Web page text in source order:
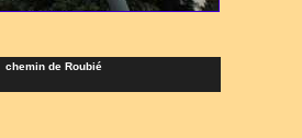
chemin de Roubié